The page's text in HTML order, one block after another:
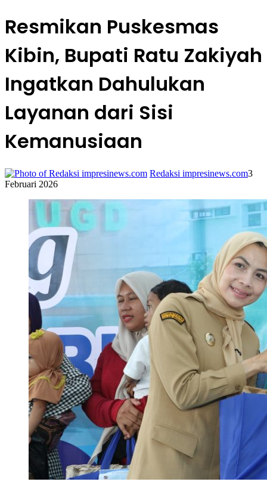
Resmikan Puskesmas
Kibin, Bupati Ratu Zakiyah
Ingatkan Dahulukan
Layanan dari Sisi
Kemanusiaan
Redaksi impresinews.com3
Februari 2026